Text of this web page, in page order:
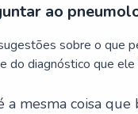
ao
sobre o que
do diagnóstico que ele
a mesma coisa que